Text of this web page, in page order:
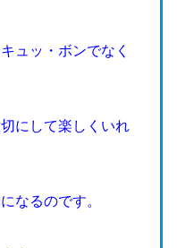
ュッ・ボンでなく
にして楽しくいれ
なるのです。